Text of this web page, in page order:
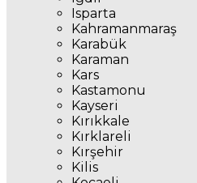
Isparta
Kahramanmaraş
Karabük
Karaman
Kars
Kastamonu
Kayseri
Kırıkkale
Kırklareli
Kırşehir
Kilis